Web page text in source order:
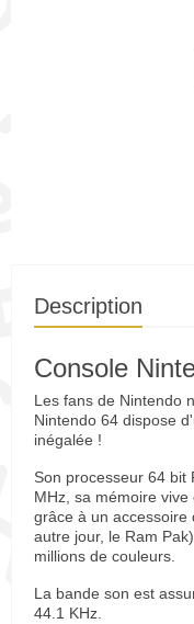
Description
Console
Les fans de Nintendo
Nintendo 64 dispose
inégalée !
Son processeur 64 bit
MHz, sa mémoire
grâce à un accessoire
autre jour, le Ram
millions de couleurs.
La bande son est
44.1 KHz.